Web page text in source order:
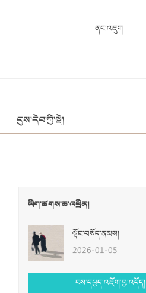
ནང་འཇུག
དུས་དེབ་ཀྱི་སྡེ།
ཡིག་ཚགས་ཆ་འཕྲིན།
ལྡོང་བསོད་ནམས།
2026-01-05
ངས་དཔྱད་འཇོག་བྱ་འདོད།